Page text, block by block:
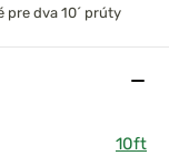
pre dva 10´ prúty
10ft